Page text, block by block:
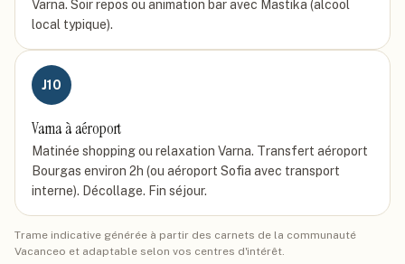
Varna. Soir repos ou animation bar avec Mastika (alcool
local typique).
J10
Varna à aéroport
Matinée shopping ou relaxation Varna. Transfert aéroport
Bourgas environ 2h (ou aéroport Sofia avec transport
interne). Décollage. Fin séjour.
Trame indicative générée à partir des carnets de la communauté
Vacanceo et adaptable selon vos centres d'intérêt.